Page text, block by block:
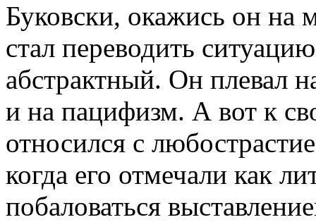
Буковски, окажись он на
стал переводить
абстрактный. Он плевал
и на пацифизм. А вот к
относился с
когда его отмечали как
побаловаться